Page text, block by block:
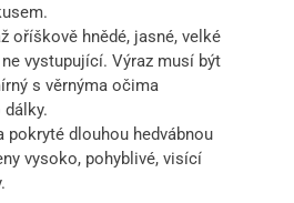
oříškově hnědé, jasné, velké
vystupující. Výraz musí být
s věrnýma očima
dálky.
pokryté dlouhou hedvábnou
vysoko, pohyblivé, visící